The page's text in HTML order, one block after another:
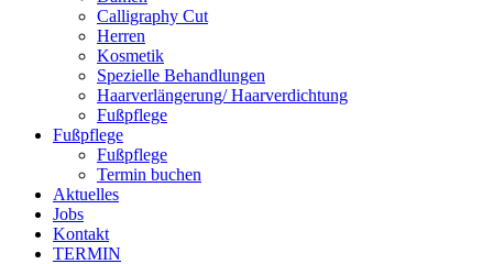
Calligraphy Cut
Herren
Kosmetik
Spezielle Behandlungen
Haarverlängerung/ Haarverdichtung
Fußpflege
Fußpflege
Fußpflege
Termin buchen
Aktuelles
Jobs
Kontakt
TERMIN